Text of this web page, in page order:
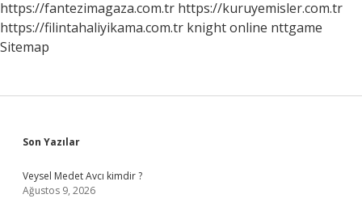
https://fantezimagaza.com.tr https://kuruyemisler.com.tr
https://filintahaliyikama.com.tr knight online nttgame
Sitemap
Sidebar
Son Yazılar
Veysel Medet Avcı kimdir ?
Ağustos 9, 2026